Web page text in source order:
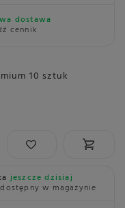
dostawa
cennik
10 sztuk
jeszcze dzisiaj
w magazynie